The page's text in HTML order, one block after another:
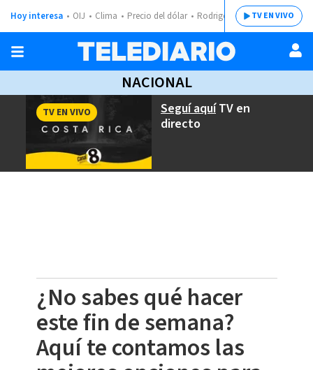
Hoy interesa OIJ Clima Precio del dólar Rodrigo ChavesTV EN VIVO
NACIONAL
Seguí aquíTV en
directo
TV EN VIVO
¿No sabes qué hacer
este fin de semana?
Aquí te contamos las